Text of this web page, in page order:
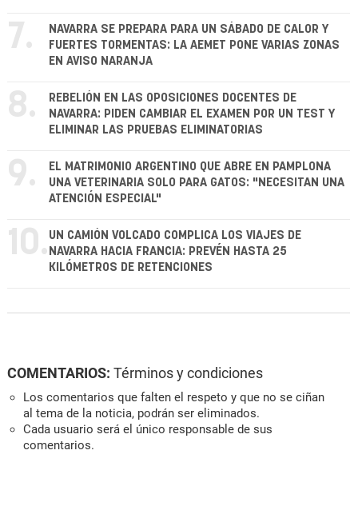
7.
NAVARRA SE PREPARA PARA UN SÁBADO DE CALOR Y
FUERTES TORMENTAS: LA AEMET PONE VARIAS ZONAS
EN AVISO NARANJA
8.
REBELIÓN EN LAS OPOSICIONES DOCENTES DE
NAVARRA: PIDEN CAMBIAR EL EXAMEN POR UN TEST Y
ELIMINAR LAS PRUEBAS ELIMINATORIAS
9.
EL MATRIMONIO ARGENTINO QUE ABRE EN PAMPLONA
UNA VETERINARIA SOLO PARA GATOS: "NECESITAN UNA
ATENCIÓN ESPECIAL"
10. UN CAMIÓN VOLCADO COMPLICA LOS VIAJES DE
NAVARRA HACIA FRANCIA: PREVÉN HASTA 25
KILÓMETROS DE RETENCIONES
COMENTARIOS: Términos y condiciones
Los comentarios que falten el respeto y que no se ciñan
al tema de la noticia, podrán ser eliminados.
Cada usuario será el único responsable de sus
comentarios.